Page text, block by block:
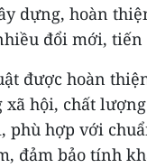
dựng, hoàn
đổi mới, tiến
được hoàn
xã hội, chất
phù hợp với
đảm bảo tính